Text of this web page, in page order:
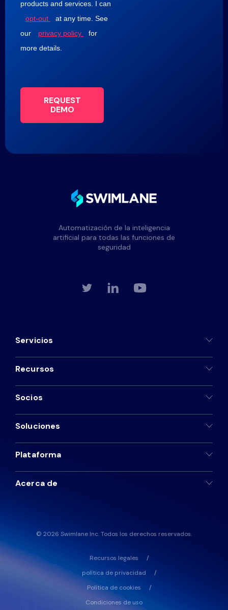
products and services. I can
opt-out
at any time. See
our
privacy policy
for
more details.
REQUEST
DEMO
Automatización de la inteligencia
artificial para todas las funciones de
seguridad
© 2026 Swimlane Inc. Todos los derechos reservados.
Recursos legales
política de privacidad
Política de cookies
Condiciones de uso
Servicios
Recursos
Socios
Soluciones
Plataforma
Acerca de